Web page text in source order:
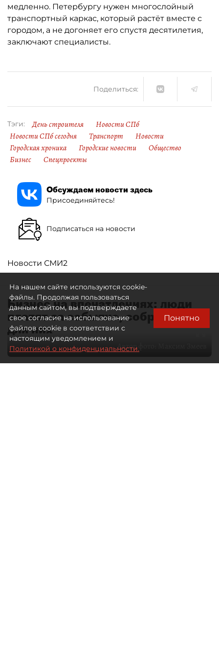
медленно. Петербургу нужен многослойный
транспортный каркас, который растёт вместе с
городом, а не догоняет его спустя десятилетия,
заключают специалисты.
Поделиться:
Тэги: День строителя
Новости СПб
Новости СПб сегодня
Транспорт
Новости
Городская хроника
Городские новости
Общество
Бизнес
Спецпроекты
Обсуждаем новости здесь
Присоединяйтесь!
Подписаться на новости
Новости СМИ2
Бизнес на впечатлениях: люди
платят за событие, собранное
для них
Автор фото:
На нашем сайте используются cookie-
файлы. Продолжая пользоваться
данным сайтом, вы подтверждаете
свое согласие на использование
файлов cookie в соответствии с
настоящим уведомлением и
Политикой о конфиденциальности.
Понятно